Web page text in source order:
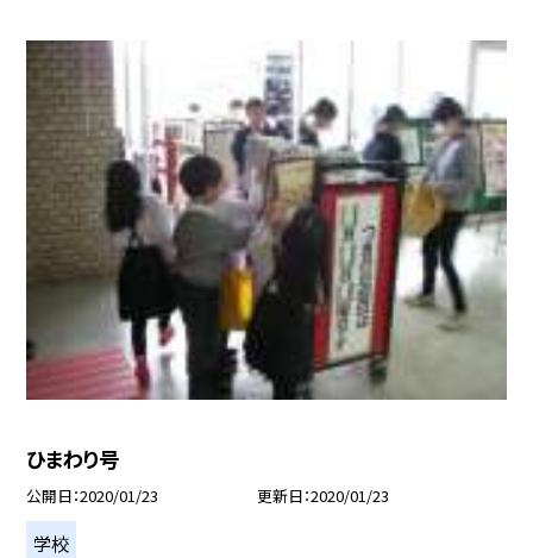
ひまわり号
公開日 2020/01/23 更新日 2020/01/23
学校